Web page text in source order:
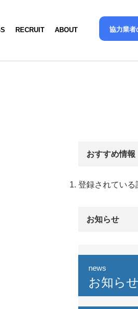
RECRUIT ABOUT 協力業者
おすすめ情報
登録されている
お知らせ
news
お知らせ